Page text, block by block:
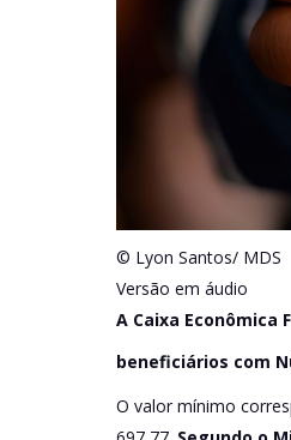
© Lyon Santos/ MDS
Versão em áudio
A Caixa
beneficiários com
O valor mínimo